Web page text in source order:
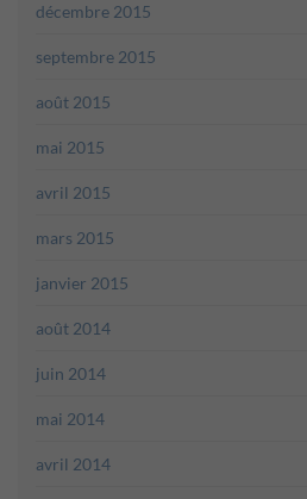
décembre 2015
septembre 2015
août 2015
mai 2015
avril 2015
mars 2015
janvier 2015
août 2014
juin 2014
mai 2014
avril 2014